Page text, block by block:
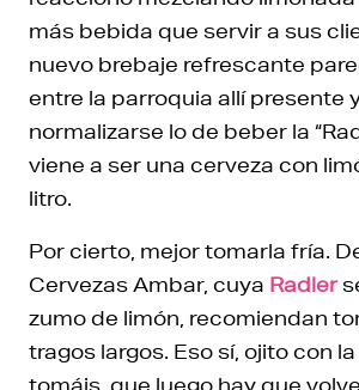
más bebida que servir a sus
nuevo brebaje refrescante
entre la parroquia allí presente
normalizarse lo de beber la
viene a ser una cerveza con
litro.
Por cierto, mejor tomarla fría.
Cervezas Ambar, cuya Radler
zumo de limón, recomiendan
tragos largos. Eso sí, ojito con
tomáis, que luego hay que